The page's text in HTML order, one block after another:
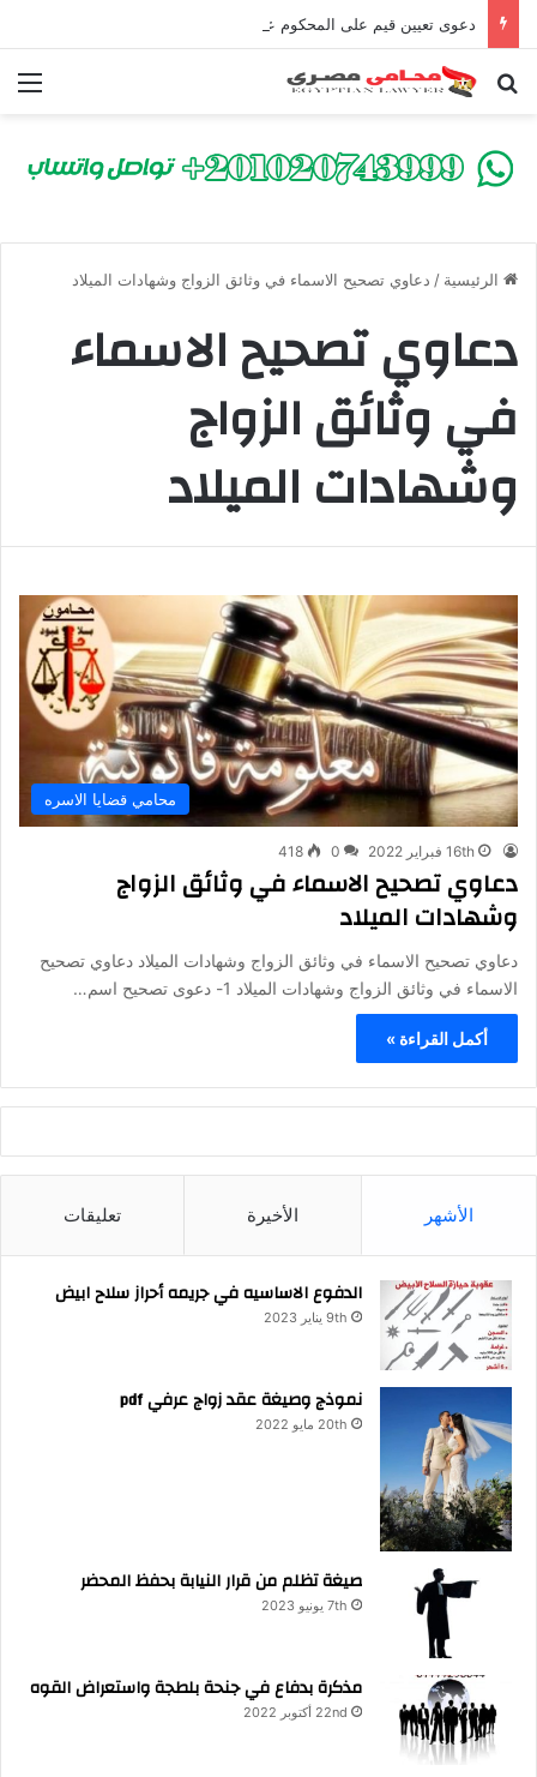
بحث عن
الرئيسية / دعاوي تصحيح الاسماء في وثائق الزواج وشهادات الميلاد
دعاوي تصحيح الاسماء
في وثائق الزواج
وشهادات الميلاد
محامي قضايا الاسره
16th فبراير 2022 0
418
دعاوي تصحيح الاسماء في وثائق الزواج
وشهادات الميلاد
دعاوي تصحيح الاسماء في وثائق الزواج وشهادات الميلاد دعاوي تصحيح
الاسماء في وثائق الزواج وشهادات الميلاد 1- دعوى تصحيح اسم…
أكمل القراءة »
الأشهر الأخيرة تعليقات
الدفوع الاساسيه في جريمه أحراز سلاح ابيض
9th يناير 2023
نموذج وصيغة عقد زواج عرفي pdf
20th مايو 2022
صيغة تظلم من قرار النيابة بحفظ المحضر
7th يونيو 2023
مذكرة بدفاع في جنحة بلطجة واستعراض القوه
22nd أكتوبر 2022